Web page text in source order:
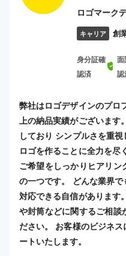
ロゴマーク
キャリア 創
身分証確
認済
面
認
弊社はロゴデザインのプロ
上の納品実績がございま
しており シンプルさを重
ロゴを作ることに全力を尽
ご希望をしっかりヒアリ
の一つです。 どんな業界
対応できる自信があります
や封筒などに関するご相談
ださい。 お客様のビジネ
ートいたします。